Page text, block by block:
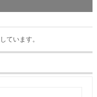
ています。